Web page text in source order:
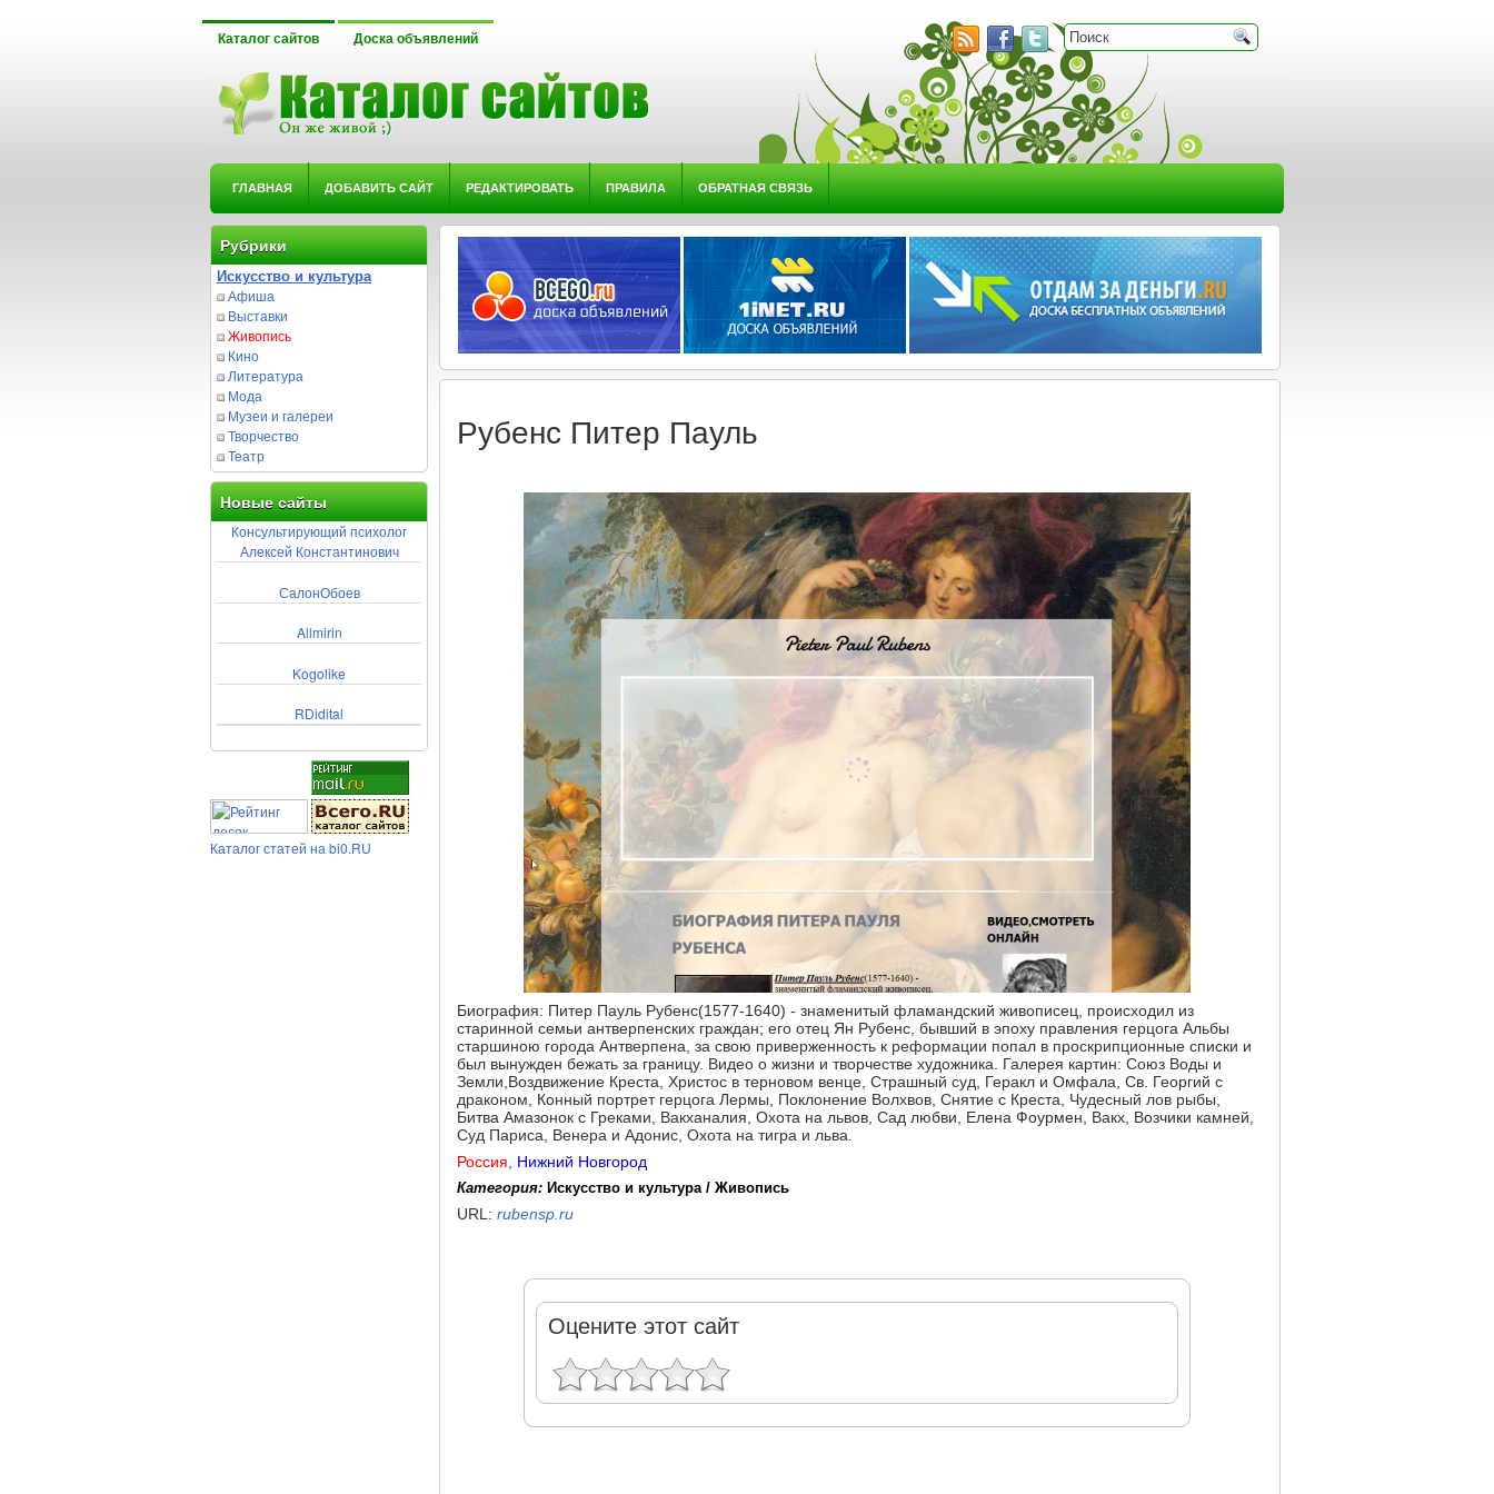
Каталог сайтов Доска объявлений
ГЛАВНАЯ ДОБАВИТЬ САЙТ РЕДАКТИРОВАТЬ ПРАВИЛА ОБРАТНАЯ СВЯЗЬ
Рубрики
Искусство и культура
Афиша
Выставки
Живопись
Кино
Литература
Мода
Музеи и галереи
Творчество
Театр
Новые сайты
Консультирующий психолог
Алексей Константинович
СалонОбоев
Allmirin
Kogolike
RDidital
Каталог статей на bi0.RU
Рубенс Питер Пауль
Биография: Питер Пауль Рубенс(1577-1640) - знаменитый фламандский живописец, происходил из
старинной семьи антверпенских граждан; его отец Ян Pубенс, бывший в эпоху правления герцога Альбы
старшиною города Антверпена, за свою приверженность к реформации попал в проскрипционные списки и
был вынужден бежать за границу. Видео о жизни и творчестве художника. Галерея картин: Союз Воды и
Земли,Воздвижение Креста, Христос в терновом венце, Страшный суд, Геракл и Омфала, Св. Георгий с
драконом, Конный портрет герцога Лермы, Поклонение Волхвов, Снятие с Креста, Чудесный лов рыбы,
Битва Амазонок с Греками, Вакханалия, Охота на львов, Сад любви, Елена Фоурмен, Вакх, Возчики камней,
Суд Париса, Венера и Адонис, Охота на тигра и льва.
Россия
Нижний Новгород
Категория: Искусство и культура / Живопись
URL: rubensp.ru
Оцените этот сайт